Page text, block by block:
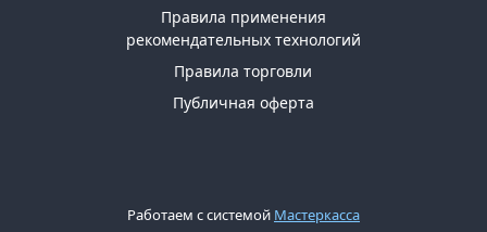
Правила применения
рекомендательных технологий
Правила торговли
Публичная оферта
Работаем с системой Мастеркасса